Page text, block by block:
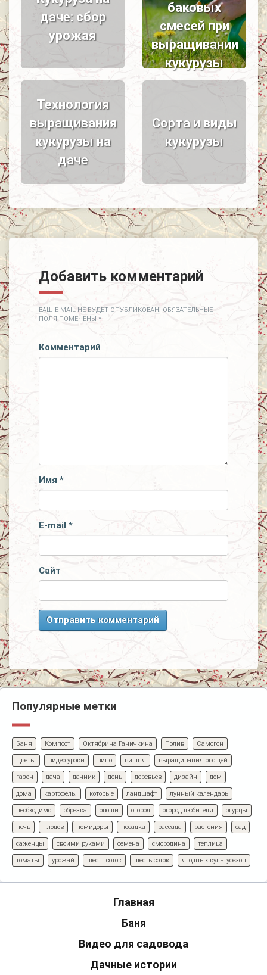
даче: сбор
урожая
баковых
смесей при
выращивании
кукурузы
Технология
выращивания
кукурузы на
даче
Сорта и виды
кукурузы
Добавить комментарий
ВАШ E-MAIL НЕ БУДЕТ ОПУБЛИКОВАН. ОБЯЗАТЕЛЬНЫЕ
ПОЛЯ ПОМЕЧЕНЫ *
Комментарий
Имя *
E-mail *
Сайт
Популярные метки
Баня Компост Октябрина Ганичкина Полив Самогон
Цветы видео уроки вино вишня выращивания овощей
газон дача дачник день деревьев дизайн дом
дома картофель. которые ландшафт лунный календарь
необходимо обрезка овощи огород огород любителя огурцы
печь плодов помидоры посадка рассада растения сад
саженцы своими руками семена смородина теплица
томаты урожай шестт соток шесть соток ягодных культусезон
Главная
Баня
Видео для садовода
Дачные истории